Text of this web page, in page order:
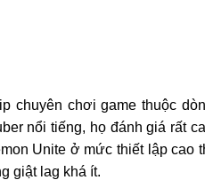
chuyên chơi game thuộc
nổi tiếng, họ đánh giá rất
Unite ở mức thiết lập cao
giật lag khá ít.